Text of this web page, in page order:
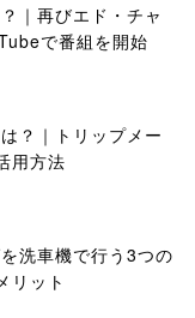
｜再びエド・チャ
で番組を開始
？｜トリップメー
用方法
洗車機で行う3つの
リット